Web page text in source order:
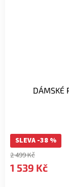
DÁMSKÉ
SLEVA -38 %
2 499 Kč
1 539 Kč